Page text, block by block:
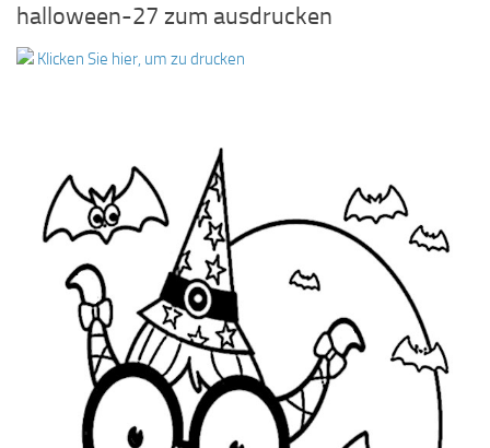
halloween-27 zum ausdrucken
Klicken Sie hier, um zu drucken